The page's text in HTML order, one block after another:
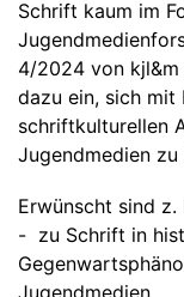
Schrift kaum im
4/2024 von kjl&m
dazu ein, sich mit
schriftkulturellen
Jugendmedien zu
Erwünscht sind z.
- zu Schrift in